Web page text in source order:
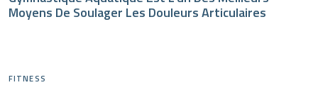
Moyens De Soulager Les Douleurs Articulaires
FITNESS